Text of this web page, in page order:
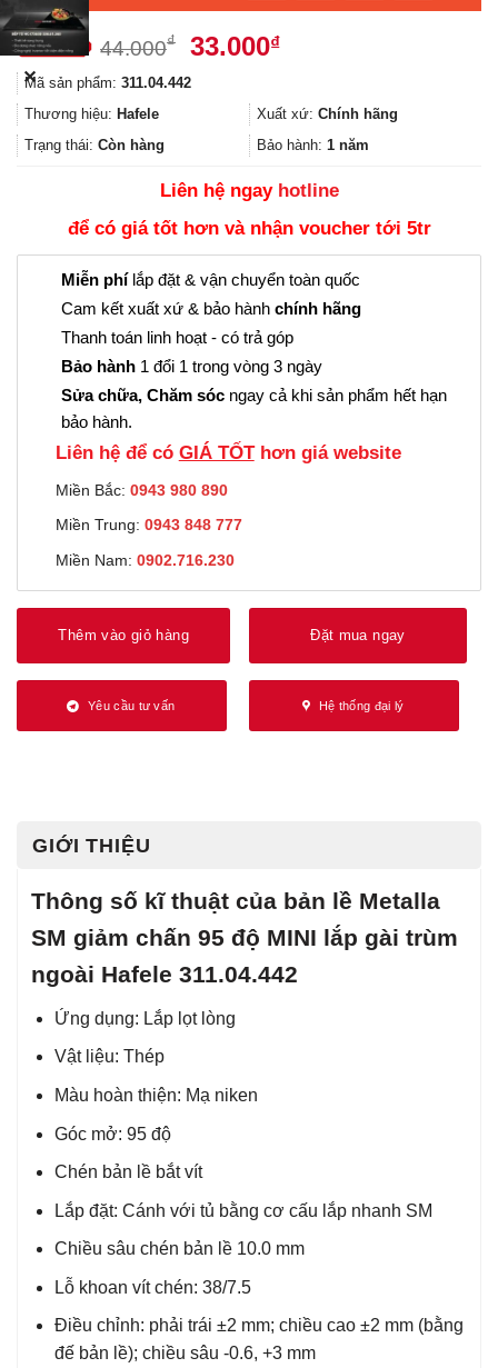
44.000₫
Giá
là:
44.000₫.
33.000₫Giá
là:
33.000₫.
Mã sản phẩm: 311.04.442
Thương hiệu: Hafele Xuất xứ: Chính hãng
Trạng thái: Còn hàng Bảo hành: 1 năm
Liên hệ ngay hotline
để có giá tốt hơn và nhận voucher tới 5tr
Miễn phílắp đặt & vận chuyển toàn quốc
Cam kết xuất xứ & bảo hành chính hãng
Thanh toán linh hoạt - có trả góp
Bảo hành 1 đổi 1 trong vòng 3 ngày
Sửa chữa, Chăm sóc ngay cả khi sản phẩm hết hạn
bảo hành.
Liên hệ để có GIÁ TỐThơn giá website
Miền Bắc: 0943 980 890
Miền Trung: 0943 848 777
Miền Nam: 0902.716.230
Thêm vào giỏ hàng Đặt mua ngay
Yêu cầu tư vấn Hệ thống đại lý
GIỚI THIỆU
Thông số kĩ thuật của bản lề Metalla
SM giảm chấn 95 độ MINI lắp gài trùm
ngoài Hafele 311.04.442
Ứng dụng: Lắp lọt lòng
Vật liệu: Thép
Màu hoàn thiện: Mạ niken
Góc mở: 95 độ
Chén bản lề bắt vít
Lắp đặt: Cánh với tủ bằng cơ cấu lắp nhanh SM
Chiều sâu chén bản lề 10.0 mm
Lỗ khoan vít chén: 38/7.5
Điều chỉnh: phải trái ±2 mm; chiều cao ±2 mm (bằng
đế bản lề); chiều sâu -0.6, +3 mm
✕